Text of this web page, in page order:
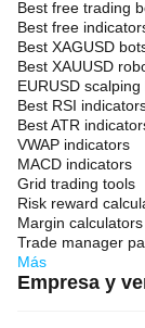
Best free trading
Best free
Best XAGUSD
Best XAUUSD
EURUSD scalping
Best RSI
Best ATR
VWAP indicators
MACD indicators
Grid trading tools
Risk reward
Margin calculators
Trade manager
Más
Empresa y